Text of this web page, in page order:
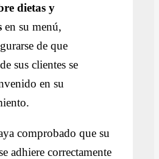
dietas y
en su menú,
de que
sus clientes se
en su
comprobado que su
adhiere correctamente